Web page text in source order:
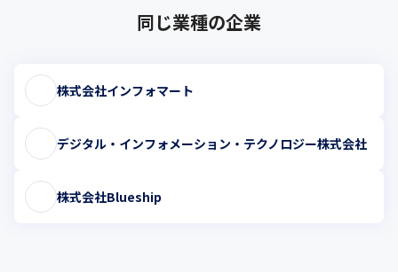
同じ業種の企業
株式会社インフォマート
デジタル・インフォメーション・テクノロジー株式会社
株式会社Blueship